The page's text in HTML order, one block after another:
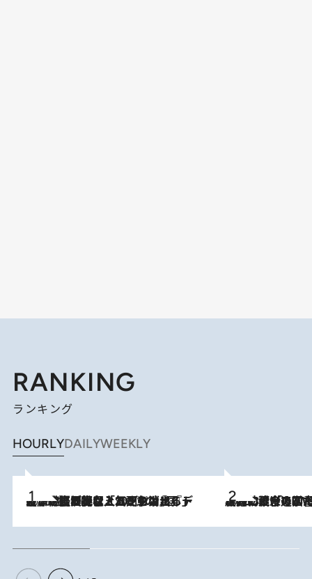
RANKING
ランキング
HOURLYDAILYWEEKLY
2026.8.5
【なぜ吉沢亮は「気配を消せる」のか？】興行収入208億の『国宝』を経て挑むミュージカル『ディア・エヴァン・ハンセン』。トップ俳優が舞台上でさらけ出した“孤独”とは 2026.8.3
慶應幼稚舎の図書室からテレビの世界に飛び込んだ阿川佐和子（72）